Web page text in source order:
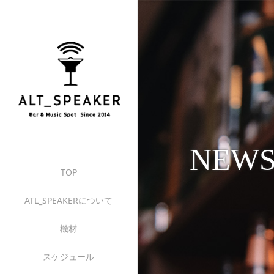
TOP
ATL_SPEAKERについて
機材
スケジュール